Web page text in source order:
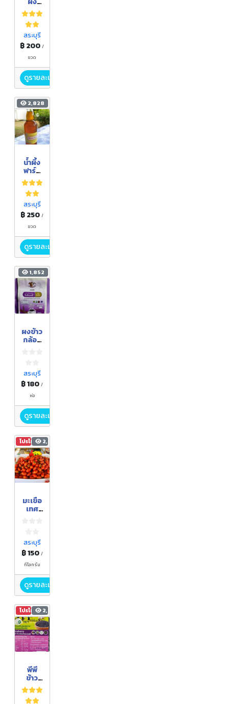
BEE
POLL
EN
สระบุรี
฿ 200/
ขวด
ดูรายละเอียด
2,828
น้ำผึ้ง
ฟาร์ม
มัทนี
สระบุรี
฿ 250/
ขวด
ดูรายละเอียด
1,852
ผงข้าว
กล้อง
สระบุรี
฿ 180/
ห่อ
ดูรายละเอียด
โปรโมชัน2,073
มะเขือ
เทศ
สระบุรี
฿ 150 /
กิโลกรัม
ดูรายละเอียด
โปรโมชัน2,043
พีพี
ข้าว
กล้อง
ไรซ์